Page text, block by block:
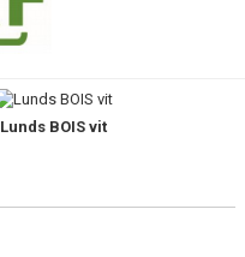
Lunds BOIS vit